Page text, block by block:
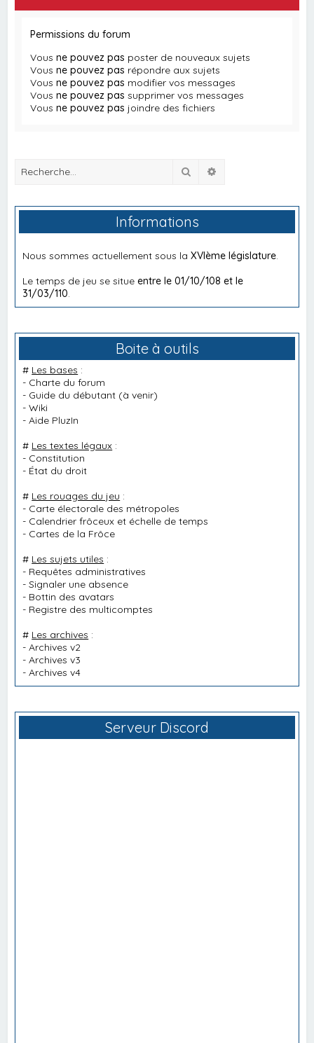
Permissions du forum
Vousne pouvez pas poster de nouveaux sujets
Vousne pouvez pas répondre aux sujets
Vousne pouvez pas modifier vos messages
Vousne pouvez pas supprimer vos messages
Vousne pouvez pas joindre des fichiers
Rechercher
Informations
Nous sommes actuellement sous laXVIème législature
Le temps de jeu se situeentre le 01/10/108 et le
31/03/110
Boite à outils
# Les bases :
- Charte du forum
- Guide du débutant (à venir)
-Wiki
-Aide PluzIn
# Les textes légaux :
- Constitution
- État du droit
# Les rouages du jeu :
- Carte électorale des métropoles
- Calendrier frôceux et échelle de temps
- Cartes de la Frôce
# Les sujets utiles :
- Requêtes administratives
-Signaler une absence
- Bottin des avatars
- Registre des multicomptes
# Les archives :
-Archives v2
-Archives v3
-Archives v4
Serveur Discord